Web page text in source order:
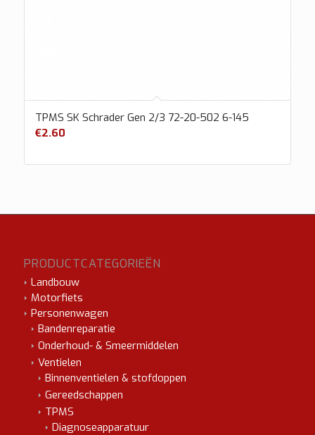
TPMS SK Schrader Gen 2/3 72-20-502 6-145
€2.60
PRODUCTCATEGORIEËN
Landbouw
Motorfiets
Personenwagen
Bandenreparatie
Onderhoud- & Smeermiddelen
Ventielen
Binnenventielen & stofdoppen
Gereedschappen
TPMS
Diagnoseapparatuur